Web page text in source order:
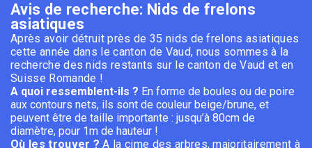
Avis de recherche: Nids de frelons
asiatiques
Après avoir détruit près de 35 nids de frelons asiatiques
cette année dans le canton de Vaud, nous sommes à la
recherche des nids restants sur le canton de Vaud et en
Suisse Romande !
A quoi ressemblent-ils ? En forme de boules ou de poire
aux contours nets, ils sont de couleur beige/brune, et
peuvent être de taille importante : jusqu’à 80cm de
diamètre, pour 1m de hauteur !
Où les trouver ? A la cime des arbres, majoritairement à